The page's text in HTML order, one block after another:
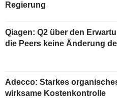
Regierung
Qiagen: Q2 über den
die Peers keine Änderung
Adecco: Starkes
wirksame Kostenkontrolle